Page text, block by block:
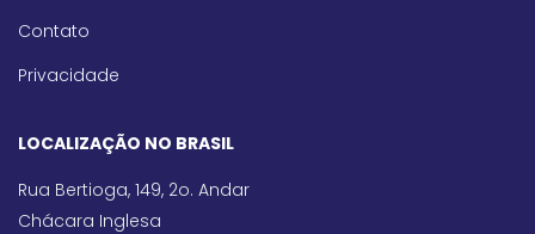
Contato
Privacidade
LOCALIZAÇÃO NO BRASIL
Rua Bertioga, 149, 2o. Andar
Chácara Inglesa